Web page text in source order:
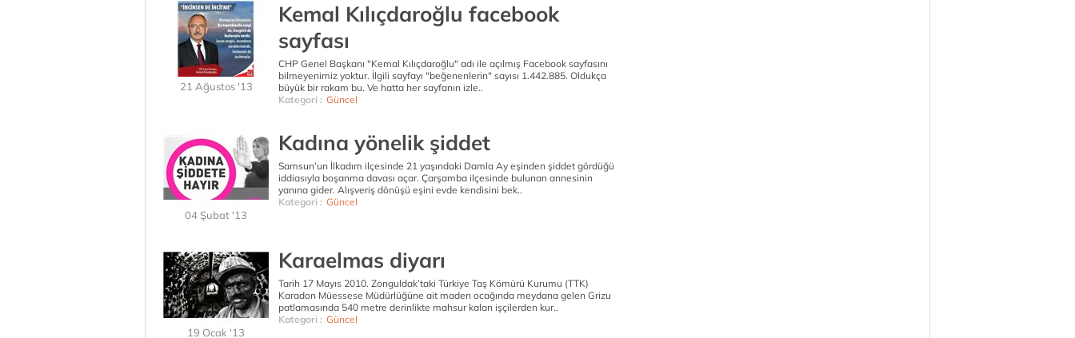
21 Ağustos '13
Kemal Kılıçdaroğlu facebook
sayfası
CHP Genel Başkanı "Kemal Kılıçdaroğlu" adı ile açılmış Facebook sayfasını
bilmeyenimiz yoktur. İlgili sayfayı "beğenenlerin" sayısı 1.442.885. Oldukça
büyük bir rakam bu. Ve hatta her sayfanın izle..
Kategori : Güncel
04 Şubat '13
Kadına yönelik şiddet
Samsun’un İlkadım ilçesinde 21 yaşındaki Damla Ay eşinden şiddet gördüğü
iddiasıyla boşanma davası açar. Çarşamba ilçesinde bulunan annesinin
yanına gider. Alışveriş dönüşü eşini evde kendisini bek..
Kategori : Güncel
19 Ocak '13
Karaelmas diyarı
Tarih 17 Mayıs 2010. Zonguldak’taki Türkiye Taş Kömürü Kurumu (TTK)
Karadon Müessese Müdürlüğüne ait maden ocağında meydana gelen Grizu
patlamasında 540 metre derinlikte mahsur kalan işçilerden kur..
Kategori : Güncel